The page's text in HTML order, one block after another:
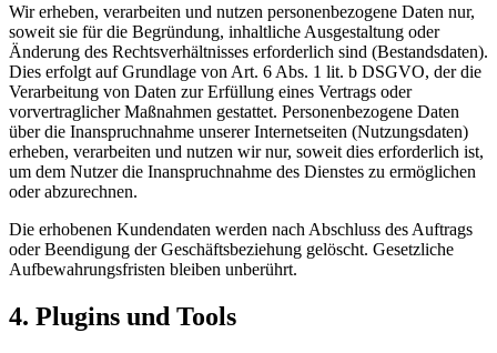
Wir erheben, verarbeiten und nutzen personenbezogene Daten nur,
soweit sie für die Begründung, inhaltliche Ausgestaltung oder
Änderung des Rechtsverhältnisses erforderlich sind (Bestandsdaten).
Dies erfolgt auf Grundlage von Art. 6 Abs. 1 lit. b DSGVO, der die
Verarbeitung von Daten zur Erfüllung eines Vertrags oder
vorvertraglicher Maßnahmen gestattet. Personenbezogene Daten
über die Inanspruchnahme unserer Internetseiten (Nutzungsdaten)
erheben, verarbeiten und nutzen wir nur, soweit dies erforderlich ist,
um dem Nutzer die Inanspruchnahme des Dienstes zu ermöglichen
oder abzurechnen.
Die erhobenen Kundendaten werden nach Abschluss des Auftrags
oder Beendigung der Geschäftsbeziehung gelöscht. Gesetzliche
Aufbewahrungsfristen bleiben unberührt.
4. Plugins und Tools